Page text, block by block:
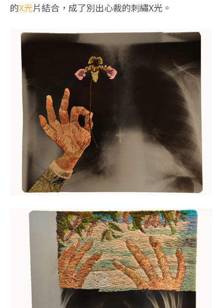
的X光片結合，成了別出心裁的刺繡X光。